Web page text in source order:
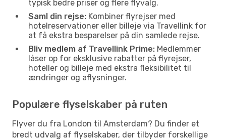
typisk bedre priser og flere flyvalg.
Saml din rejse: Kombiner flyrejser med
hotelreservationer eller billeje via Travellink for
at få ekstra besparelser på din samlede rejse.
Bliv medlem af Travellink Prime: Medlemmer
låser op for eksklusive rabatter på flyrejser,
hoteller og billeje med ekstra fleksibilitet til
ændringer og aflysninger.
Populære flyselskaber på ruten
Flyver du fra London til Amsterdam? Du finder et
bredt udvalg af flyselskaber, der tilbyder forskellige